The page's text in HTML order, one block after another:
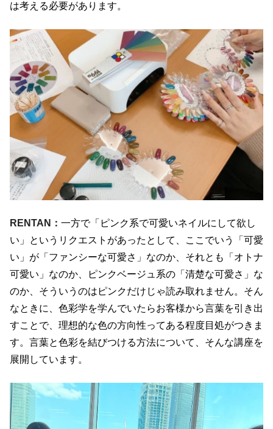
は考える必要があります。
RENTAN： 一方で「ピンク系で可愛いネイルにして欲し
い」というリクエストがあったとして、ここでいう「可愛
い」が「ファンシーな可愛さ」なのか、それとも「オトナ
可愛い」なのか、ピンクベージュ系の「清楚な可愛さ」な
のか、そういうのはピンクだけじゃ読み取れません。そん
なときに、色彩学を学んでいたらお客様から言葉を引き出
すことで、理想的な色の方向性ってある程度目処がつきま
す。言葉と色彩を結びつける方法について、そんな講座を
展開しています。